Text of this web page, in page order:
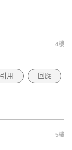
4樓
引用 回應
5樓